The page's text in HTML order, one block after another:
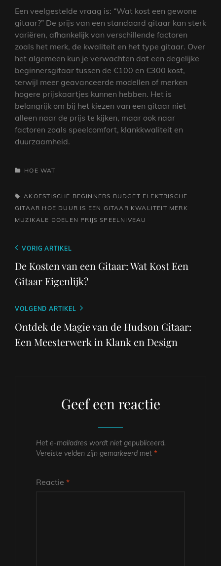
Een veelgestelde vraag is: “Wat kost een gewone
gitaar?” De prijs van een standaard gitaar kan sterk
variëren, afhankelijk van verschillende factoren
zoals het merk, de kwaliteit en het type gitaar. Over
het algemeen kun je verwachten dat een degelijke
beginnersgitaar tussen de €100 en €300 kost,
terwijl meer geavanceerde modellen of merken
hogere prijskaartjes kunnen hebben. Het is
belangrijk om bij het kiezen van een gitaar niet
alleen naar de prijs te kijken, maar ook naar
factoren zoals speelcomfort, klankkwaliteit en
duurzaamheid.
CATEGORIEËN
HOE WAT
TAGS,AKOESTISCHE BEGINNERS BUDGET ELEKTRISCHE
GITAAR HOE DUUR IS EEN GITAAR KWALITEIT MERK
MUZIKALE DOELEN PRIJS SPEELNIVEAU
Berichtnavigatie
Vorig
bericht
VORIG ARTIKEL
De Kosten van een Gitaar: Wat Kost Een
Gitaar Eigenlijk?
Volgend
bericht
VOLGEND ARTIKEL
Ontdek de Magie van de Hudson Gitaar:
Een Meesterwerk in Klank en Design
Geef een reactie
Het e-mailadres wordt niet gepubliceerd.
Vereiste velden zijn gemarkeerd met *
Reactie *